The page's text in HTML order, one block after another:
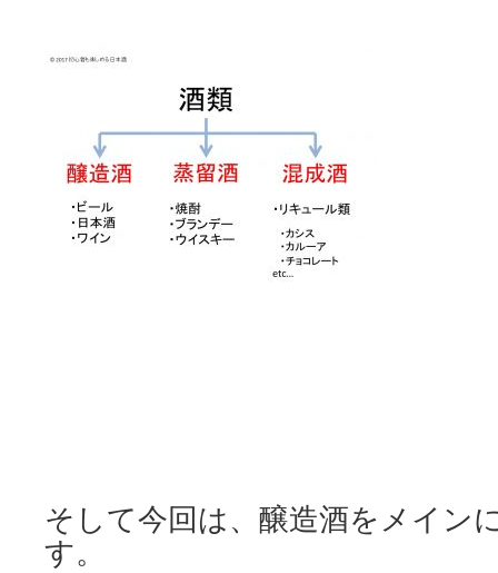
そして今回は、醸造酒をメイン
す。